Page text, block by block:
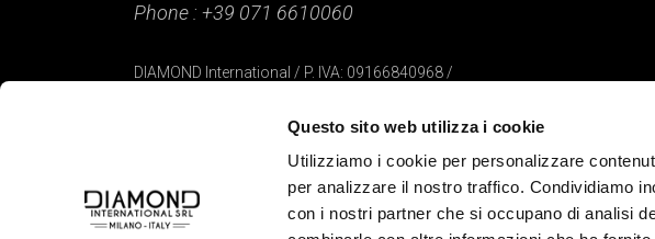
Questo sito web utilizza i cookie
Utilizziamo i cookie per personalizzare
per analizzare il nostro traffico. Condividiamo
con i nostri partner che si occupano di analisi
Phone : +39 071 6610060
DIAMOND International / P. IVA: 09166840968 /
www.lamponemedia.it